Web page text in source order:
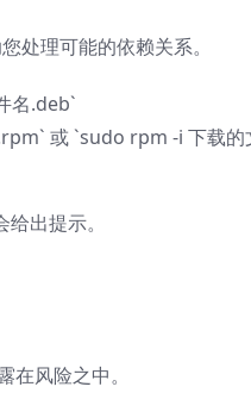
处理可能的依赖关系。
名.deb`
或 `sudo rpm -i 下载的
出提示。
风险之中。